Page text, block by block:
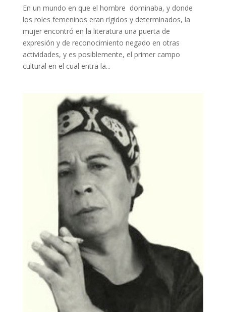
En un mundo en que el hombre dominaba, y donde
los roles femeninos eran rígidos y determinados, la
mujer encontró en la literatura una puerta de
expresión y de reconocimiento negado en otras
actividades, y es posiblemente, el primer campo
cultural en el cual entra la...